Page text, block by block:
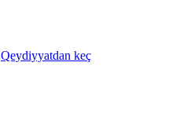
Qeydiyyatdan keç